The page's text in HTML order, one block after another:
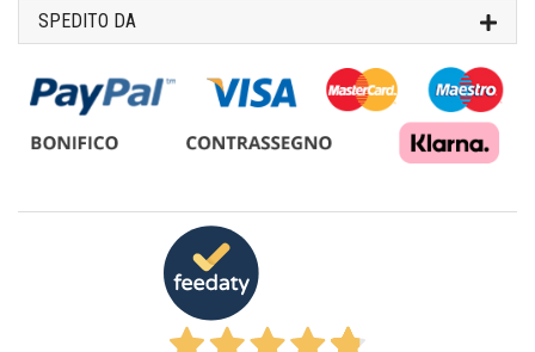
SPEDITO DA